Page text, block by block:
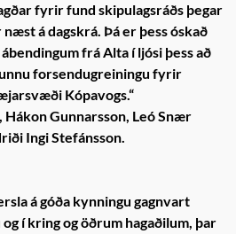
fyrir fund skipulagsráðs þegar
á dagskrá. Þá er þess óskað
frá Alta í ljósi þess að
forsendugreiningu fyrir
Kópavogs.“
Hákon Gunnarsson, Leó Snær
Ingi Stefánsson.
á góða kynningu gagnvart
í kring og öðrum hagaðilum, þar